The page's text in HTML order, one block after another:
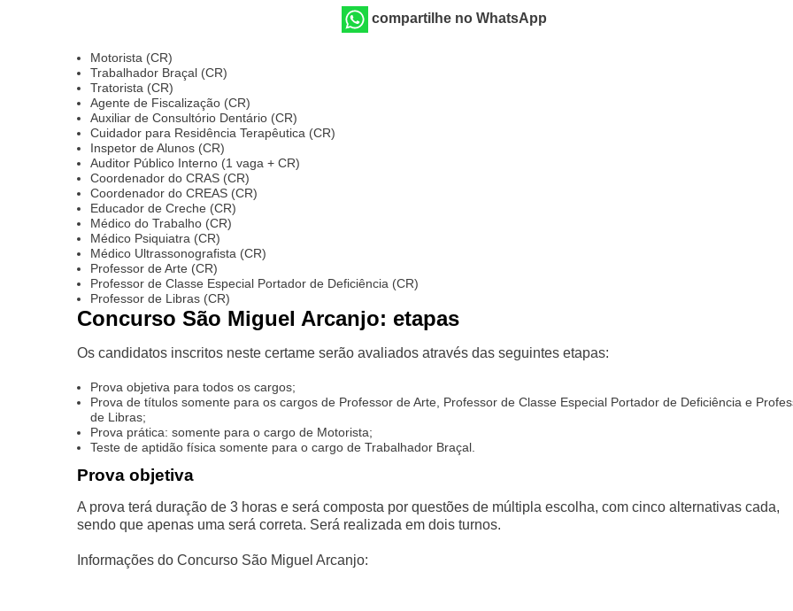
compartilhe no WhatsApp
Motorista (CR)
Trabalhador Braçal (CR)
Tratorista (CR)
Agente de Fiscalização (CR)
Auxiliar de Consultório Dentário (CR)
Cuidador para Residência Terapêutica (CR)
Inspetor de Alunos (CR)
Auditor Público Interno (1 vaga + CR)
Coordenador do CRAS (CR)
Coordenador do CREAS (CR)
Educador de Creche (CR)
Médico do Trabalho (CR)
Médico Psiquiatra (CR)
Médico Ultrassonografista (CR)
Professor de Arte (CR)
Professor de Classe Especial Portador de Deficiência (CR)
Professor de Libras (CR)
Concurso São Miguel Arcanjo: etapas
Os candidatos inscritos neste certame serão avaliados através das seguintes etapas:
Prova objetiva para todos os cargos;
Prova de títulos somente para os cargos de Professor de Arte, Professor de Classe Especial Portador de Deficiência e
de Libras;
Prova prática: somente para o cargo de Motorista;
Teste de aptidão física somente para o cargo de Trabalhador Braçal.
Prova objetiva
A prova terá duração de 3 horas e será composta por questões de múltipla escolha, com cinco alternativas cada,
sendo que apenas uma será correta. Será realizada em dois turnos.
Informações do Concurso São Miguel Arcanjo: